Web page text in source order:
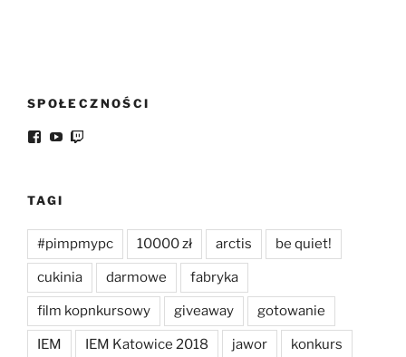
SPOŁECZNOŚCI
Facebook
YouTube
TAGI
#pimpmypc 10000 zł arctis be quiet!
cukinia darmowe fabryka
film kopnkursowy giveaway gotowanie
IEM IEM Katowice 2018 jawor konkurs